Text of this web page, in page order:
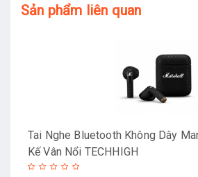
Sản phẩm liên quan
Tai Nghe Bluetooth Không Dây
Kế Vân Nổi TECHHIGH